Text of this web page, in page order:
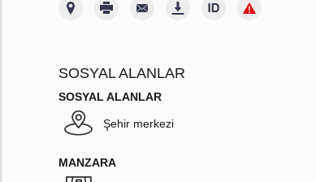
SOSYAL ALANLAR
SOSYAL ALANLAR
Şehir merkezi
MANZARA